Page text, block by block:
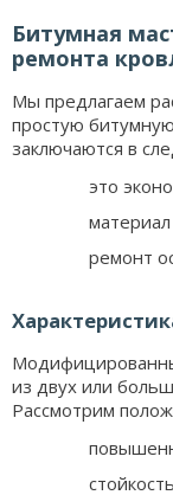
Битумная
ремонта
Мы предлагаем
простую
заключаются в
это
ремонт
из двух или
Рассмотрим